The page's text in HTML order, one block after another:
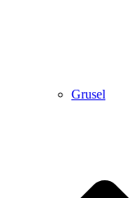
Grusel